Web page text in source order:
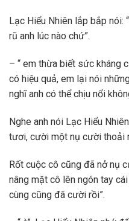
Lạc Hiểu Nhiên lắp bắp nói:
rũ anh lúc nào chứ”.
– “ em thừa biết sức kháng
có hiệu quả, em lại nói
nghĩ anh có thể chịu nổi
Nghe anh nói Lạc Hiểu
tươi, cười một nụ cười thoải
Rốt cuộc cô cũng đã nở nụ
nâng mặt cô lên ngón tay
cùng cũng đã cười rồi”.